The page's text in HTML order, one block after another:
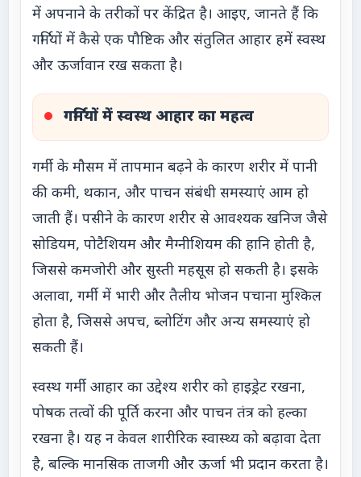
में अपनाने के तरीकों पर केंद्रित है। आइए, जानते हैं कि
गर्मियों में कैसे एक पौष्टिक और संतुलित आहार हमें स्वस्थ
और ऊर्जावान रख सकता है।
गर्मियों में स्वस्थ आहार का महत्व
गर्मी के मौसम में तापमान बढ़ने के कारण शरीर में पानी
की कमी, थकान, और पाचन संबंधी समस्याएं आम हो
जाती हैं। पसीने के कारण शरीर से आवश्यक खनिज जैसे
सोडियम, पोटैशियम और मैग्नीशियम की हानि होती है,
जिससे कमजोरी और सुस्ती महसूस हो सकती है। इसके
अलावा, गर्मी में भारी और तैलीय भोजन पचाना मुश्किल
होता है, जिससे अपच, ब्लोटिंग और अन्य समस्याएं हो
सकती हैं।
स्वस्थ गर्मी आहार का उद्देश्य शरीर को हाइड्रेट रखना,
पोषक तत्वों की पूर्ति करना और पाचन तंत्र को हल्का
रखना है। यह न केवल शारीरिक स्वास्थ्य को बढ़ावा देता
है, बल्कि मानसिक ताजगी और ऊर्जा भी प्रदान करता है।